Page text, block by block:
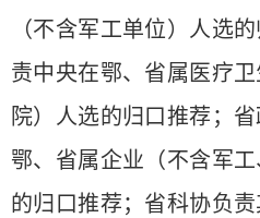
（不含军工单位）人选
责中央在鄂、省属医疗
院）人选的归口推荐；
鄂、省属企业（不含军
的归口推荐；省科协负